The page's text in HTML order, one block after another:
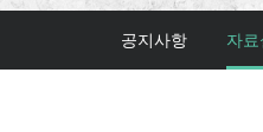
공지사항 자료